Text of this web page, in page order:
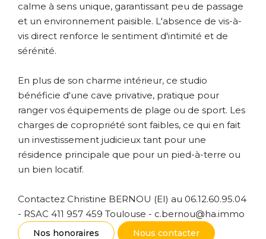
calme à sens unique, garantissant peu de passage
et un environnement paisible. L'absence de vis-à-
vis direct renforce le sentiment d'intimité et de
sérénité.
En plus de son charme intérieur, ce studio
bénéficie d'une cave privative, pratique pour
ranger vos équipements de plage ou de sport. Les
charges de copropriété sont faibles, ce qui en fait
un investissement judicieux tant pour une
résidence principale que pour un pied-à-terre ou
un bien locatif.
Contactez Christine BERNOU (EI) au 06.12.60.95.04
- RSAC 411 957 459 Toulouse - c.bernou@ha.immo
Nos honoraires Nous contacter